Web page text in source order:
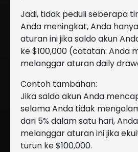
Jadi, tidak peduli seberapa
Anda meningkat, Anda
aturan ini jika saldo akun
ke $100,000 (catatan: Anda
melanggar aturan daily
Contoh tambahan:
Jika saldo akun Anda
selama Anda tidak
dari 5% dalam satu hari,
melanggar aturan ini jika
turun ke $100,000.